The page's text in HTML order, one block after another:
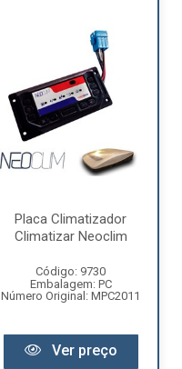
Placa Climatizador
Climatizar Neoclim
Código: 9730
Embalagem: PC
Número Original: MPC2011
Ver preço